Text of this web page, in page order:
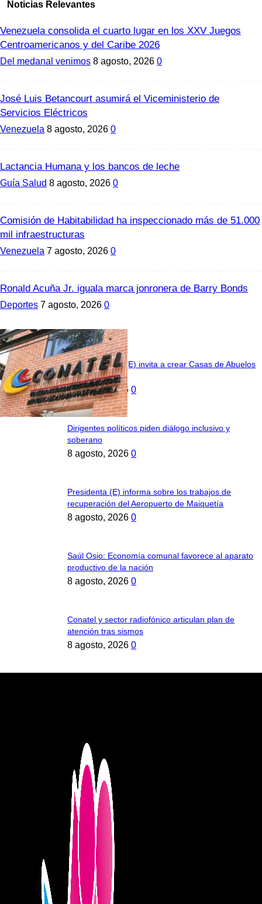
Noticias Relevantes
Venezuela consolida el cuarto lugar en los XXV Juegos
Centroamericanos y del Caribe 2026
Del medanal venimos 8 agosto, 2026 0
José Luis Betancourt asumirá el Viceministerio de
Servicios Eléctricos
Venezuela 8 agosto, 2026 0
Lactancia Humana y los bancos de leche
Guía Salud 8 agosto, 2026 0
Comisión de Habitabilidad ha inspeccionado más de 51.000
mil infraestructuras
Venezuela 7 agosto, 2026 0
Ronald Acuña Jr. iguala marca jonronera de Barry Bonds
Deportes 7 agosto, 2026 0
Venezuela
Jefa de Estado (E) invita a crear Casas de Abuelos
en todo el país
8 agosto, 2026 0
Dirigentes políticos piden diálogo inclusivo y
soberano
8 agosto, 2026 0
Presidenta (E) informa sobre los trabajos de
recuperación del Aeropuerto de Maiquetía
8 agosto, 2026 0
Saúl Osio: Economía comunal favorece al aparato
productivo de la nación
8 agosto, 2026 0
Conatel y sector radiofónico articulan plan de
atención tras sismos
8 agosto, 2026 0